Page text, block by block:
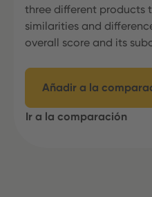
three different products
similarities and
overall score and its
Añadir a la
Ir a la comparación